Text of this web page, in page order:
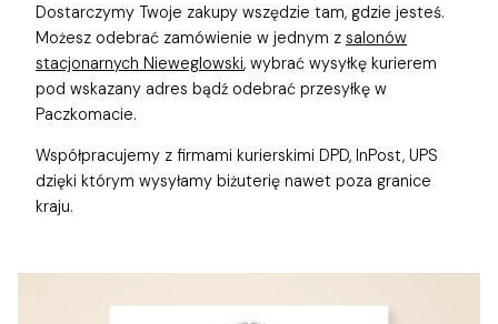
Dostarczymy Twoje zakupy wszędzie tam, gdzie jesteś.
Możesz odebrać zamówienie w jednym z salonów
stacjonarnych Nieweglowski, wybrać wysyłkę kurierem
pod wskazany adres bądź odebrać przesyłkę w
Paczkomacie.
Współpracujemy z firmami kurierskimi DPD, InPost, UPS
dzięki którym wysyłamy biżuterię nawet poza granice
kraju.